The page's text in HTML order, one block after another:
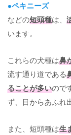
●ペキニーズ
などの短頭種は、
います。
これらの犬種は鼻
流す通り道である
ることが多いので
ず、目からあふれ
また、短頭種は生